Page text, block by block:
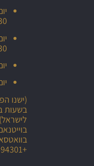
בשעות
+84939494301